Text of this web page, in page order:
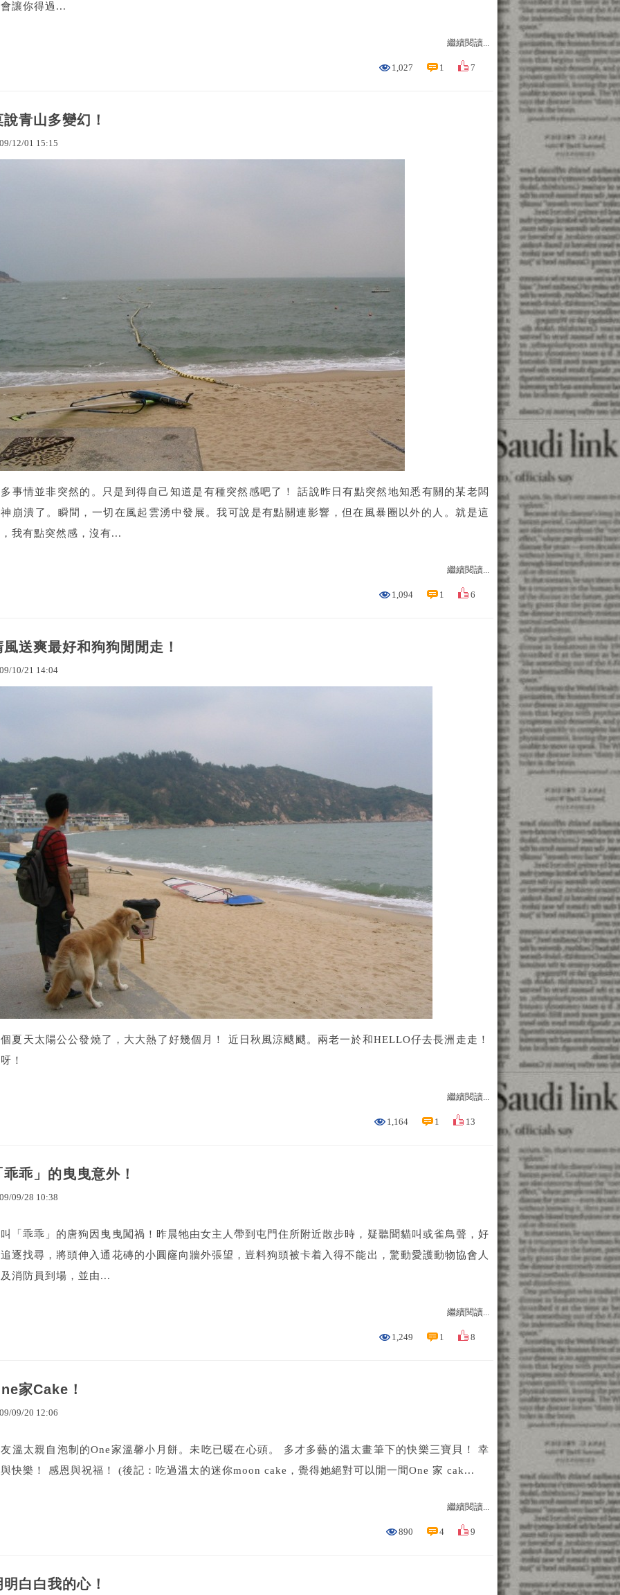
讓你得過...
繼續閱讀...
1,027 1 7
說青山多變幻！
/12/01 15:15
事情並非突然的。只是到得自己知道是有種突然感吧了！ 話說昨日有點突然地知悉有關的某老闆
崩潰了。瞬間，一切在風起雲湧中發展。我可說是有點關連影響，但在風暴圈以外的人。就是這
我有點突然感，沒有...
繼續閱讀...
1,094 1 6
風送爽最好和狗狗閒閒走！
/10/21 14:04
夏天太陽公公發燒了，大大熱了好幾個月！ 近日秋風涼颼颼。兩老一於和HELLO仔去長洲走走！
！
繼續閱讀...
1,164 1 13
乖乖」的曳曳意外！
/09/28 10:38
「乖乖」的唐狗因曳曳闖禍！昨晨牠由女主人帶到屯門住所附近散步時，疑聽聞貓叫或雀鳥聲，好
逐找尋，將頭伸入通花磚的小圓窿向牆外張望，豈料狗頭被卡着入得不能出，驚動愛護動物協會人
消防員到場，並由...
繼續閱讀...
1,249 1 8
家Cake！
/09/20 12:06
溫太親自泡制的One家溫馨小月餅。未吃已暖在心頭。 多才多藝的溫太畫筆下的快樂三寶貝！ 幸
快樂！ 感恩與祝福！ (後記：吃過溫太的迷你moon cake，覺得她絕對可以開一間One 家 cak...
繼續閱讀...
890 4 9
明白白我的心！